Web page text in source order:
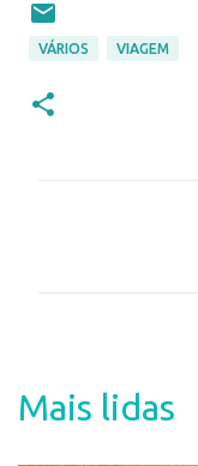
VÁRIOS VIAGEM
á
Mais lidas